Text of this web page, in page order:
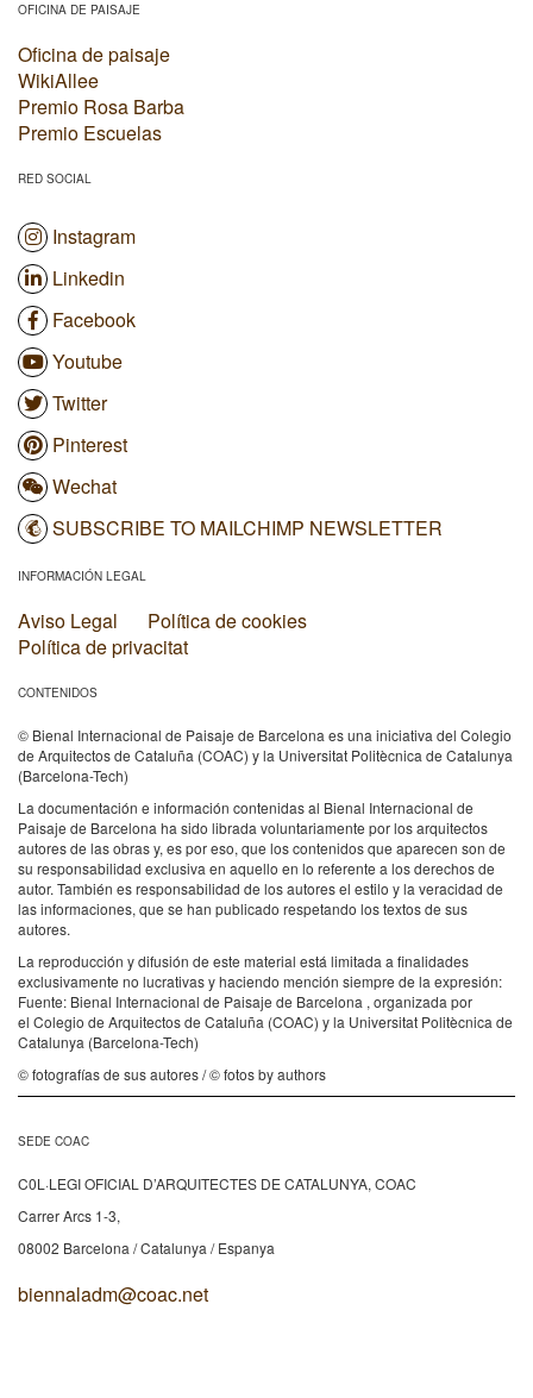
OFICINA DE PAISAJE
Oficina de paisaje
WikiAllee
Premio Rosa Barba
Premio Escuelas
RED SOCIAL
Instagram
Linkedin
Facebook
Youtube
Twitter
Pinterest
Wechat
SUBSCRIBE TO MAILCHIMP NEWSLETTER
INFORMACIÓN LEGAL
Aviso Legal
Política de cookies
Política de privacitat
CONTENIDOS
© Bienal Internacional de Paisaje de Barcelona es una iniciativa del Colegio
de Arquitectos de Cataluña (COAC) y la Universitat Politècnica de Catalunya
(Barcelona-Tech)
La documentación e información contenidas al Bienal Internacional de
Paisaje de Barcelona ha sido librada voluntariamente por los arquitectos
autores de las obras y, es por eso, que los contenidos que aparecen son de
su responsabilidad exclusiva en aquello en lo referente a los derechos de
autor. También es responsabilidad de los autores el estilo y la veracidad de
las informaciones, que se han publicado respetando los textos de sus
autores.
La reproducción y difusión de este material está limitada a finalidades
exclusivamente no lucrativas y haciendo mención siempre de la expresión:
Fuente: Bienal Internacional de Paisaje de Barcelona , organizada por
el Colegio de Arquitectos de Cataluña (COAC) y la Universitat Politècnica de
Catalunya (Barcelona-Tech)
© fotografías de sus autores / © fotos by authors
SEDE COAC
C0L·LEGI OFICIAL D’ARQUITECTES DE CATALUNYA, COAC
Carrer Arcs 1-3,
08002 Barcelona / Catalunya / Espanya
biennaladm@coac.net